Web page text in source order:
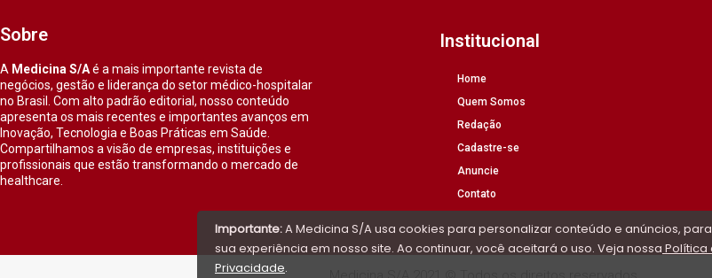
Sobre
A Medicina S/Aé a mais importante revista de
negócios, gestão e liderança do setor médico-hospitalar
no Brasil. Com alto padrão editorial, nosso conteúdo
apresenta os mais recentes e importantes avanços em
Inovação, Tecnologia e Boas Práticas em Saúde.
Compartilhamos a visão de empresas, instituições e
profissionais que estão transformando o mercado de
healthcare.
Institucional
Home
Quem Somos
Redação
Cadastre-se
Anuncie
Contato
Importante:A Medicina S/A usa cookies para personalizar conteúdo e anúncios,
sua experiência em nosso site. Ao continuar, você aceitará o uso. Veja nossa Política
Privacidade.